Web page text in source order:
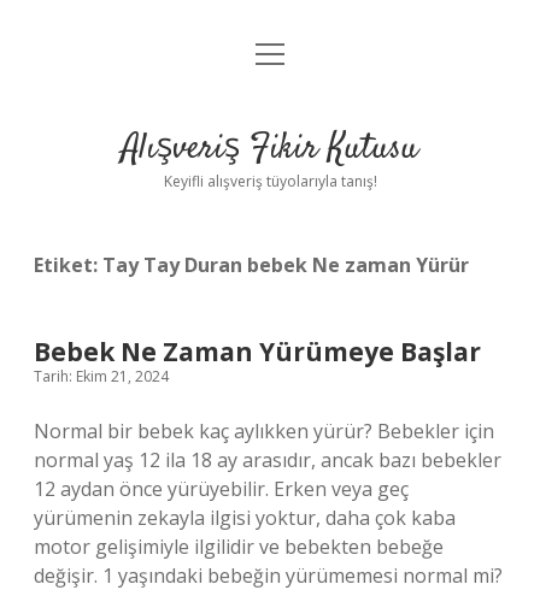
Anasayfa
Yasal Uyarı
menüyü
Alışveriş Fikir Kutusu
Keyifli alışveriş tüyolarıyla tanış!
Etiket: Tay Tay Duran bebek Ne zaman Yürür
Bebek Ne Zaman Yürümeye Başlar
Tarih: Ekim 21, 2024
Normal bir bebek kaç aylıkken yürür? Bebekler için
normal yaş 12 ila 18 ay arasıdır, ancak bazı bebekler
12 aydan önce yürüyebilir. Erken veya geç
yürümenin zekayla ilgisi yoktur, daha çok kaba
motor gelişimiyle ilgilidir ve bebekten bebeğe
değişir. 1 yaşındaki bebeğin yürümemesi normal mi?